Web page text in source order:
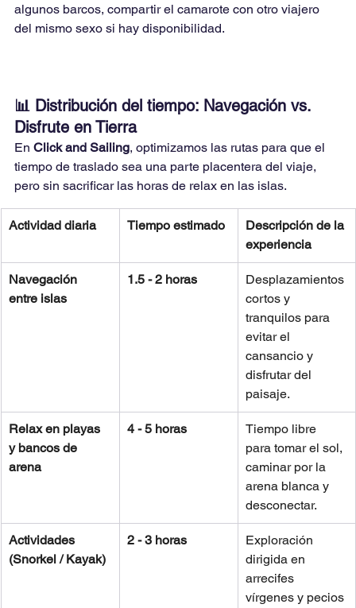
algunos barcos, compartir el camarote con otro viajero
del mismo sexo si hay disponibilidad.
📊 Distribución del tiempo: Navegación vs.
Disfrute en Tierra
En Click and Sailing, optimizamos las rutas para que el
tiempo de traslado sea una parte placentera del viaje,
pero sin sacrificar las horas de relax en las islas.
Actividad diaria Tiempo estimado
Descripción de la
experiencia
Navegación
entre islas
1.5 - 2 horas
Desplazamientos
cortos y
tranquilos para
evitar el
cansancio y
disfrutar del
paisaje.
Relax en playas
y bancos de
arena
4 - 5 horas
Tiempo libre
para tomar el sol,
caminar por la
arena blanca y
desconectar.
Actividades
(Snorkel / Kayak)
2 - 3 horas
Exploración
dirigida en
arrecifes
vírgenes y pecios